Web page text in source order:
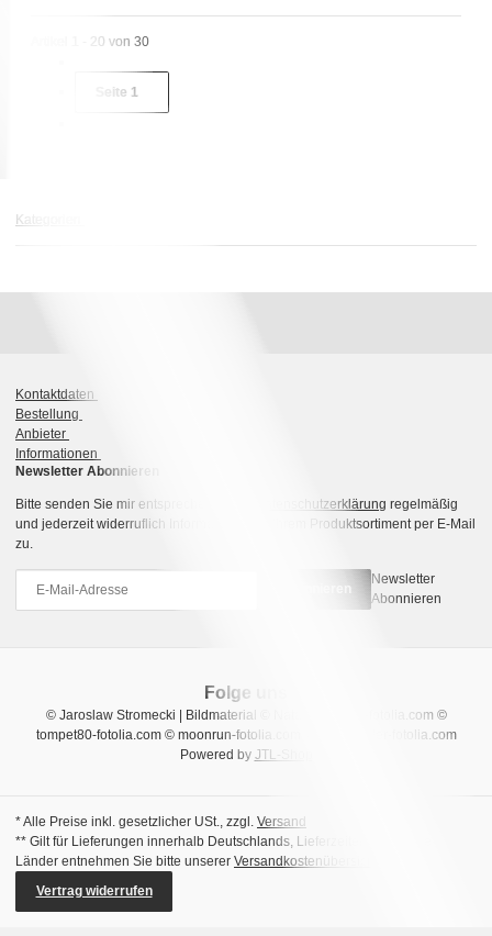
Artikel 1 - 20 von 30
Seite 1
Kategorien
Kontaktdaten
Bestellung
Anbieter
Informationen
Newsletter Abonnieren
Bitte senden Sie mir entsprechend Ihrer Datenschutzerklärung regelmäßig
und jederzeit widerruflich Informationen zu Ihrem Produktsortiment per E-Mail
zu.
Abonnieren
Newsletter
Abonnieren
© Jaroslaw Stromecki | Bildmaterial © Natalia Uzkova-fotolia.com ©
tompet80-fotolia.com © moonrun-fotolia.com © sara_winter-fotolia.com
Powered by JTL-Shop
Folge uns
* Alle Preise inkl. gesetzlicher USt., zzgl. Versand
** Gilt für Lieferungen innerhalb Deutschlands, Lieferzeiten für andere
Länder entnehmen Sie bitte unserer Versandkostenübersicht
Vertrag widerrufen